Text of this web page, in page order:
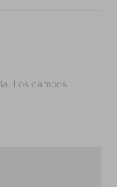
Los campos